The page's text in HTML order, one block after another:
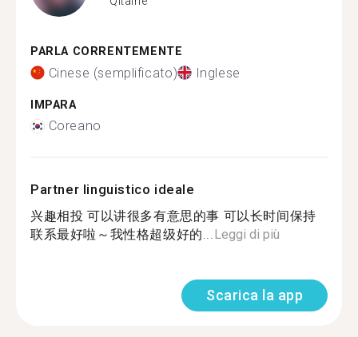
PARLA CORRENTEMENTE
Cinese (semplificato) Inglese
IMPARA
Coreano
Partner linguistico ideale
兴趣相投 可以讲很多有意思的事 可以长时间保持
联系最好啦～我性格超级好的...Leggi di più
Scarica la app